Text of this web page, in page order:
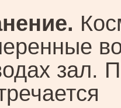
зал.